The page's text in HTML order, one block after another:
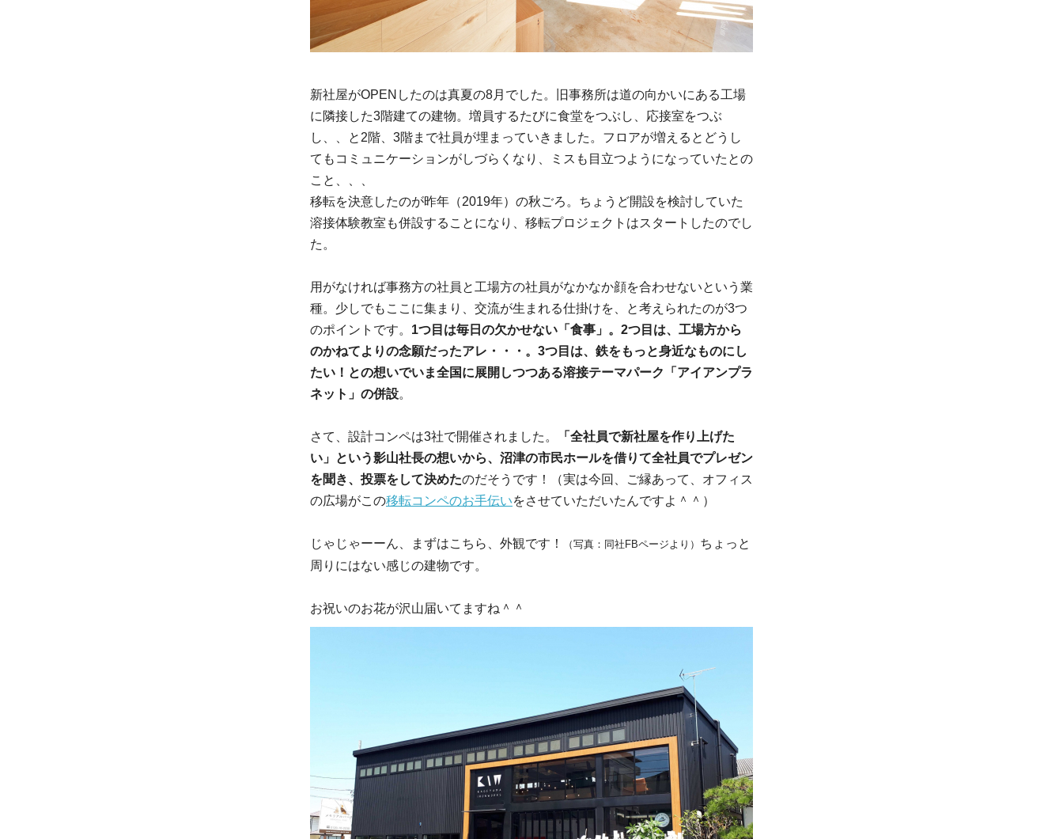
新社屋がOPENしたのは真夏の8月でした。旧事務所は道の向かいにある工場
に隣接した3階建ての建物。増員するたびに食堂をつぶし、応接室をつぶ
し、、と2階、3階まで社員が埋まっていきました。フロアが増えるとどうし
てもコミュニケーションがしづらくなり、ミスも目立つようになっていたとの
こと、、、
移転を決意したのが昨年（2019年）の秋ごろ。ちょうど開設を検討していた
溶接体験教室も併設することになり、移転プロジェクトはスタートしたのでし
た。
用がなければ事務方の社員と工場方の社員がなかなか顔を合わせないという業
種。少しでもここに集まり、交流が生まれる仕掛けを、と考えられたのが3つ
のポイントです。 1つ目は毎日の欠かせない「食事」。2つ目は、工場方から
のかねてよりの念願だったアレ・・・。3つ目は、鉄をもっと身近なものにし
たい！との想いでいま全国に展開しつつある溶接テーマパーク「アイアンプラ
ネット」の併設。
さて、設計コンペは3社で開催されました。
「全社員で新社屋を作り上げた
い」という影山社長の想いから、沼津の市民ホールを借りて全社員でプレゼン
を聞き、投票をして決めたのだそうです！（実は今回、ご縁あって、オフィス
の広場がこの移転コンペのお手伝いをさせていただいたんですよ＾＾）
じゃじゃーーん、まずはこちら、外観です！ （写真：同社FBページより） ちょっと
周りにはない感じの建物です。
お祝いのお花が沢山届いてますね＾＾